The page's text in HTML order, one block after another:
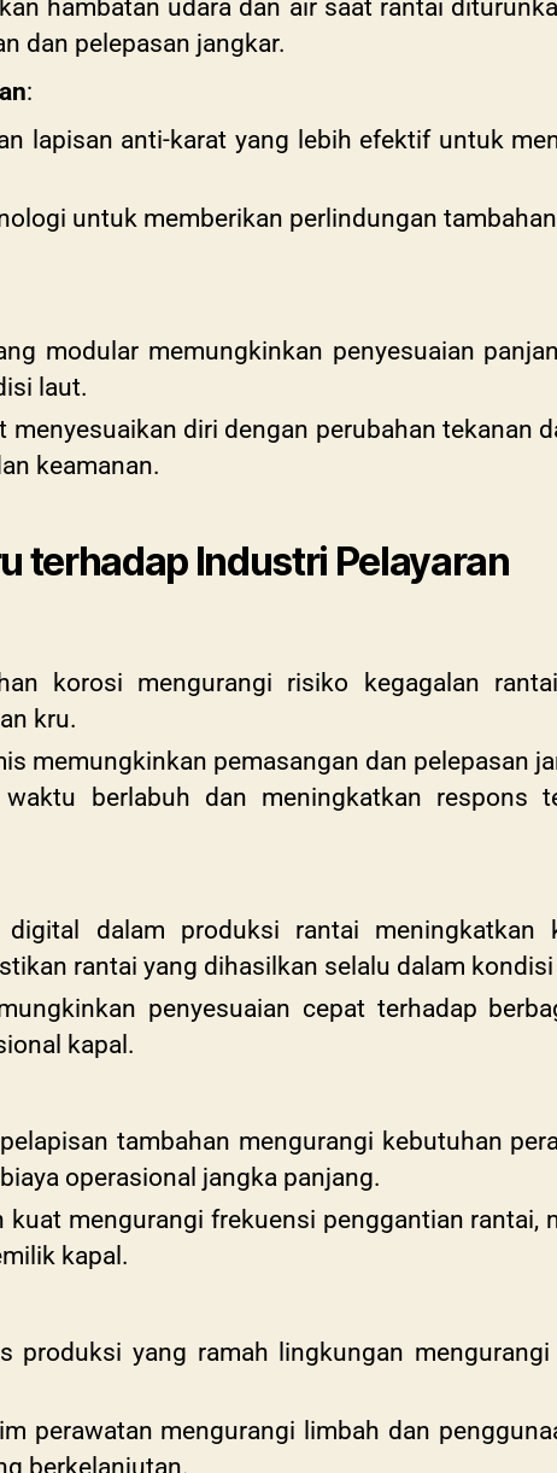
hambatan udara dan air saat rantai
dan pelepasan jangkar.
:
lapisan anti-karat yang lebih efektif untuk
untuk memberikan perlindungan
modular memungkinkan penyesuaian
laut.
menyesuaikan diri dengan perubahan tekanan
keamanan.
terhadap Industri Pelayaran
korosi mengurangi risiko kegagalan
kru.
memungkinkan pemasangan dan pelepasan
berlabuh dan meningkatkan respons
dalam produksi rantai meningkatkan
rantai yang dihasilkan selalu dalam
penyesuaian cepat terhadap
kapal.
tambahan mengurangi kebutuhan
operasional jangka panjang.
kuat mengurangi frekuensi penggantian rantai,
kapal.
produksi yang ramah lingkungan
perawatan mengurangi limbah dan
berkelanjutan.